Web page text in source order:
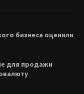
бизнеса оценили
для продажи